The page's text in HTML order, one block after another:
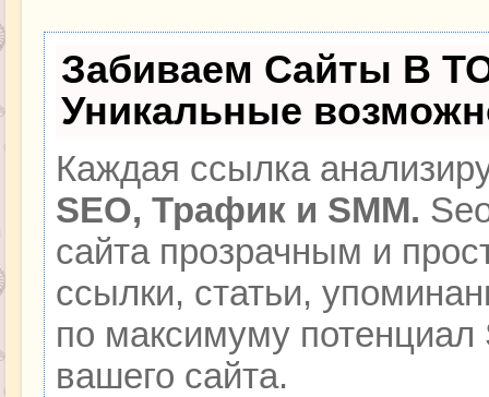
Забиваем Сайты В
Уникальные
Каждая ссылка
SEO, Трафик и SMM.
сайта прозрачным и
ссылки, статьи,
по максимуму
вашего сайта.